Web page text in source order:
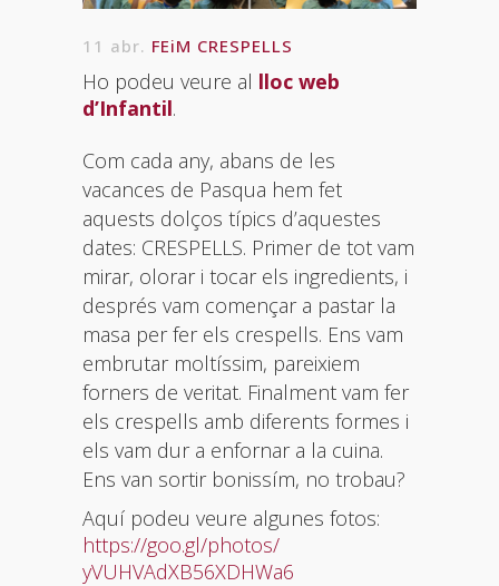
11 abr. FEiM CRESPELLS
Ho podeu veure al lloc web
d’Infantil.
Com cada any, abans de les
vacances de Pasqua hem fet
aquests dolços típics d’aquestes
dates: CRESPELLS. Primer de tot vam
mirar, olorar i tocar els ingredients, i
després vam començar a pastar la
masa per fer els crespells. Ens vam
embrutar moltíssim, pareixiem
forners de veritat. Finalment vam fer
els crespells amb diferents formes i
els vam dur a enfornar a la cuina.
Ens van sortir bonissím, no trobau?
Aquí podeu veure algunes fotos:
https://goo.gl/photos/
yVUHVAdXB56XDHWa6